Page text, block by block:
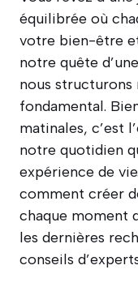
équilibrée où
votre bien-être
notre quête
nous structurons
fondamental.
matinales, c’est
notre quotidien
expérience de
comment créer
chaque moment
les dernières
conseils